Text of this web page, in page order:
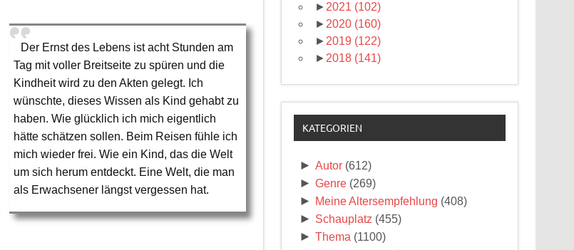
Der Ernst des Lebens ist acht Stunden am
Tag mit voller Breitseite zu spüren und die
Kindheit wird zu den Akten gelegt. Ich
wünschte, dieses Wissen als Kind gehabt zu
haben. Wie glücklich ich mich eigentlich
hätte schätzen sollen. Beim Reisen fühle ich
mich wieder frei. Wie ein Kind, das die Welt
um sich herum entdeckt. Eine Welt, die man
als Erwachsener längst vergessen hat.
► 2021 (102)
► 2020 (160)
► 2019 (122)
► 2018 (141)
KATEGORIEN
► Autor (612)
► Genre (269)
► Meine Altersempfehlung (408)
► Schauplatz (455)
► Thema (1100)